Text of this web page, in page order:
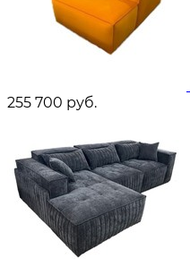
255 700 руб.